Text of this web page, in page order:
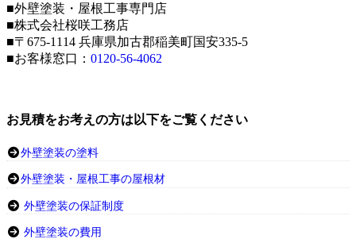
■外壁塗装・屋根工事専門店
■株式会社桜咲工務店
■〒675-1114 兵庫県加古郡稲美町国安335-5
■お客様窓口： 0120-56-4062
お見積をお考えの方は以下をご覧ください
外壁塗装の塗料
外壁塗装・屋根工事の屋根材
外壁塗装の保証制度
外壁塗装の費用